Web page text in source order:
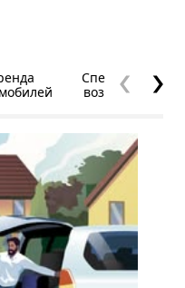
Специальные
возможности